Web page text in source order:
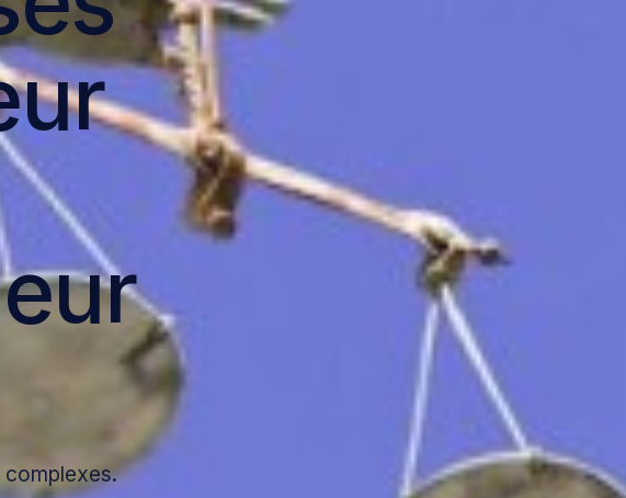
habitation à Nice
habitation à Toulouse
habitation à Lyon
Assurance habitation à Paris